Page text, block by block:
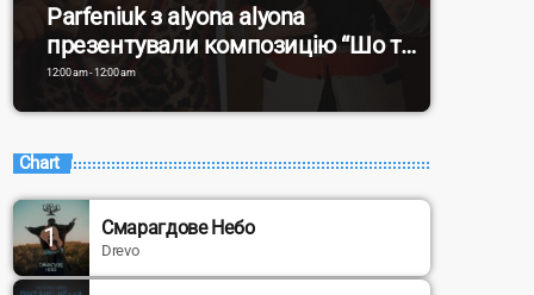
Parfeniuk з alyona alyona
презентували композицію “Шо ти
там?”
12:00 am - 12:00 am
Chart
1 Смарагдове Небо
Drevo